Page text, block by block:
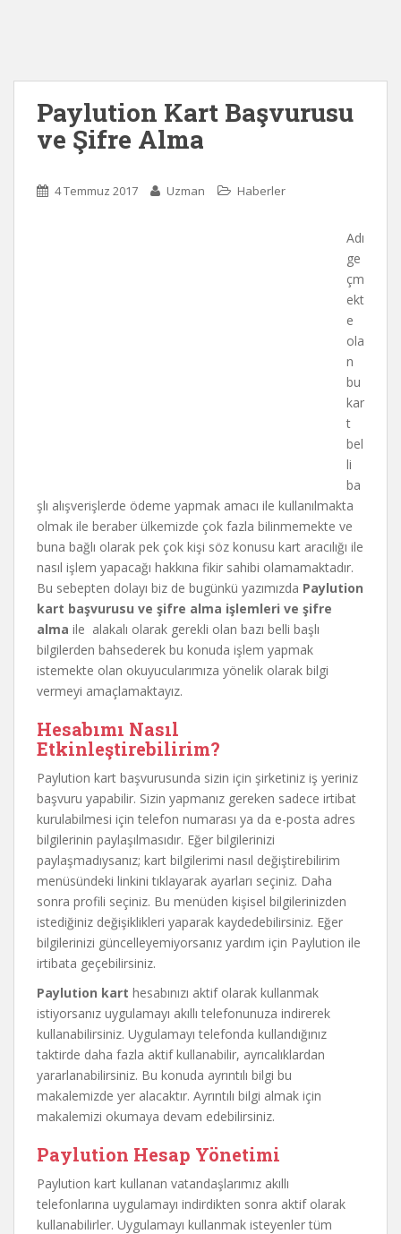
Paylution Kart Başvurusu
ve Şifre Alma
4 Temmuz 2017 Uzman Haberler
Adı
ge
çm
ekt
e
ola
n
bu
kar
t
bel
li
ba
şlı alışverişlerde ödeme yapmak amacı ile kullanılmakta
olmak ile beraber ülkemizde çok fazla bilinmemekte ve
buna bağlı olarak pek çok kişi söz konusu kart aracılığı ile
nasıl işlem yapacağı hakkına fikir sahibi olamamaktadır.
Bu sebepten dolayı biz de bugünkü yazımızda Paylution
kart başvurusu ve şifre alma işlemleri ve şifre
alma ile alakalı olarak gerekli olan bazı belli başlı
bilgilerden bahsederek bu konuda işlem yapmak
istemekte olan okuyucularımıza yönelik olarak bilgi
vermeyi amaçlamaktayız.
Hesabımı Nasıl
Etkinleştirebilirim?
Paylution kart başvurusunda sizin için şirketiniz iş yeriniz
başvuru yapabilir. Sizin yapmanız gereken sadece irtibat
kurulabilmesi için telefon numarası ya da e-posta adres
bilgilerinin paylaşılmasıdır. Eğer bilgilerinizi
paylaşmadıysanız; kart bilgilerimi nasıl değiştirebilirim
menüsündeki linkini tıklayarak ayarları seçiniz. Daha
sonra profili seçiniz. Bu menüden kişisel bilgilerinizden
istediğiniz değişiklikleri yaparak kaydedebilirsiniz. Eğer
bilgilerinizi güncelleyemiyorsanız yardım için Paylution ile
irtibata geçebilirsiniz.
Paylution kart hesabınızı aktif olarak kullanmak
istiyorsanız uygulamayı akıllı telefonunuza indirerek
kullanabilirsiniz. Uygulamayı telefonda kullandığınız
taktirde daha fazla aktif kullanabilir, ayrıcalıklardan
yararlanabilirsiniz. Bu konuda ayrıntılı bilgi bu
makalemizde yer alacaktır. Ayrıntılı bilgi almak için
makalemizi okumaya devam edebilirsiniz.
Paylution Hesap Yönetimi
Paylution kart kullanan vatandaşlarımız akıllı
telefonlarına uygulamayı indirdikten sonra aktif olarak
kullanabilirler. Uygulamayı kullanmak isteyenler tüm